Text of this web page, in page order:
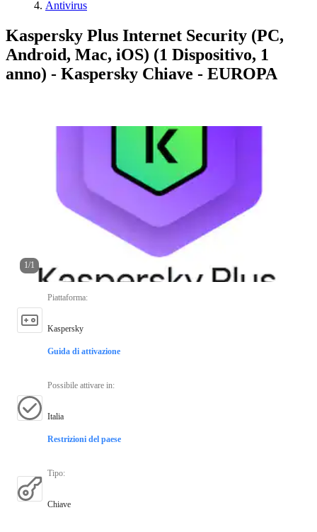
Antivirus
Kaspersky Plus Internet Security (PC,
Android, Mac, iOS) (1 Dispositivo, 1
anno) - Kaspersky Chiave - EUROPA
1/1
Piattaforma:
Kaspersky
Guida di attivazione
Possibile attivare in:
Italia
Restrizioni del paese
Tipo:
Chiave